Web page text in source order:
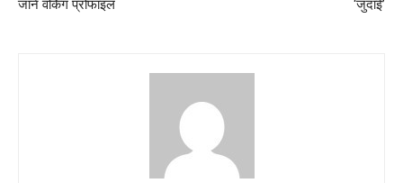
जानें वर्किंग प्रोफाइल
‘जुदाई’